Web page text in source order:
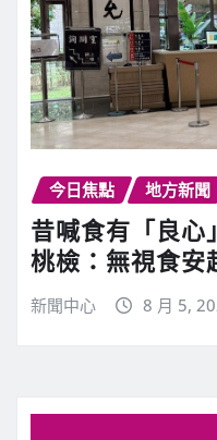
今日焦點 地方新聞
昔喊食有「良心
桃檢：無視食安
新聞中心 8 月 5,